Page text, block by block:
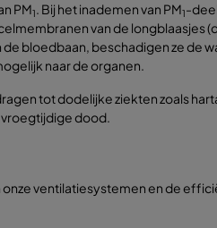
PM1. Bij het inademen van PM1-
van de longblaasjes
bloedbaan, beschadigen ze de
naar de organen.
tot dodelijke ziekten zoals
dood.
onze ventilatiesystemen en de